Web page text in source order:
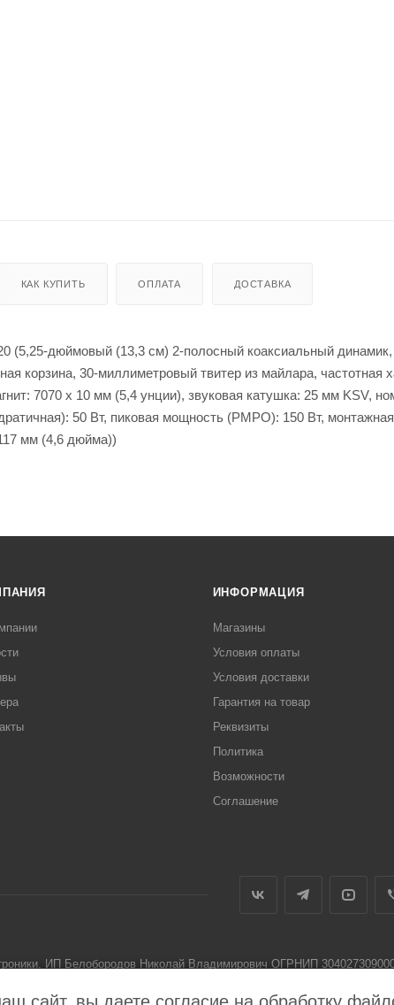
КАК КУПИТЬ ОПЛАТА ДОСТАВКА
(5,25-дюймовый (13,3 см) 2-полосный коаксиальный
корзина, 30-миллиметровый твитер из майлара, частотная
7070 x 10 мм (5,4 унции), звуковая катушка: 25 мм KSV,
50 Вт, пиковая мощность (PMPO): 150 Вт,
мм (4,6 дюйма))
ИНФОРМАЦИЯ
Магазины
Условия оплаты
Условия доставки
Гарантия на товар
Реквизиты
Политика
Возможности
Соглашение
ИП Белобородов Николай Владимирович ОГРНИП